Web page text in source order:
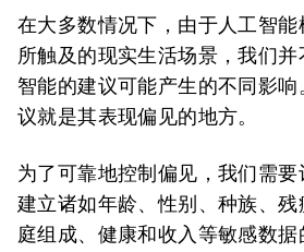
在大多数情况下，由于人工智
所触及的现实生活场景，我们
智能的建议可能产生的不同影
议就是其表现偏见的地方。
为了可靠地控制偏见，我们需
建立诸如年龄、性别、种族、
庭组成、健康和收入等敏感数